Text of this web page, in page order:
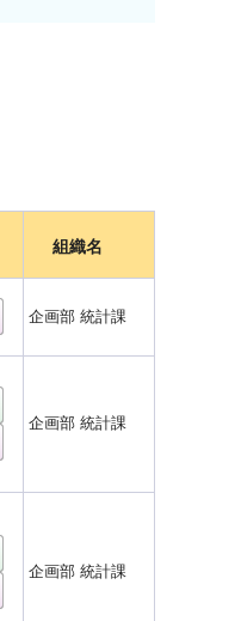
組織名
企画部 統計課
企画部 統計課
企画部 統計課